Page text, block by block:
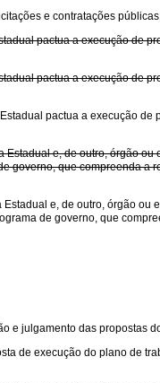
e contratações
pactua a execução de
pactua a execução de
pactua a execução de
Estadual e, de outro, órgão ou
governo, que compreenda a
e, de outro, órgão ou
de governo, que
e julgamento das propostas
de execução do plano de